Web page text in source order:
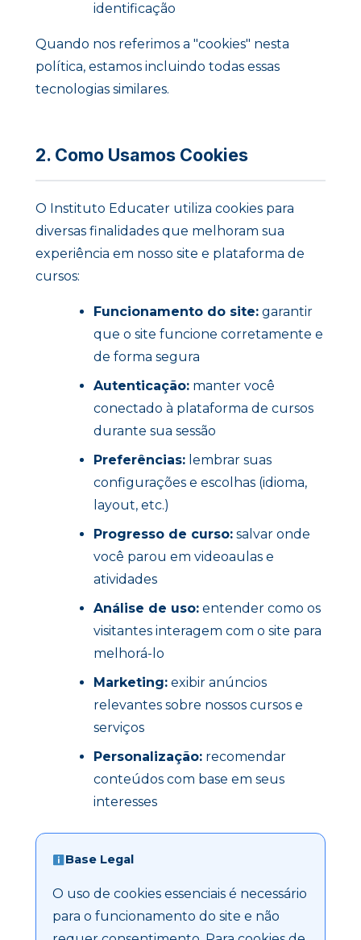
identificação
Quando nos referimos a "cookies" nesta
política, estamos incluindo todas essas
tecnologias similares.
2. Como Usamos Cookies
O Instituto Educater utiliza cookies para
diversas finalidades que melhoram sua
experiência em nosso site e plataforma de
cursos:
Funcionamento do site: garantir
que o site funcione corretamente e
de forma segura
Autenticação: manter você
conectado à plataforma de cursos
durante sua sessão
Preferências: lembrar suas
configurações e escolhas (idioma,
layout, etc.)
Progresso de curso: salvar onde
você parou em videoaulas e
atividades
Análise de uso: entender como os
visitantes interagem com o site para
melhorá-lo
Marketing: exibir anúncios
relevantes sobre nossos cursos e
serviços
Personalização: recomendar
conteúdos com base em seus
interesses
Base Legal
O uso de cookies essenciais é necessário
para o funcionamento do site e não